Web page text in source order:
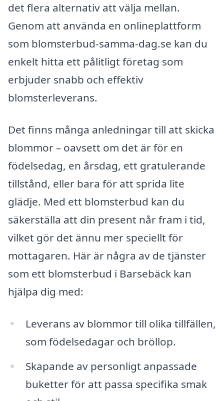
det flera alternativ att välja mellan.
Genom att använda en onlineplattform
som blomsterbud-samma-dag.se kan du
enkelt hitta ett pålitligt företag som
erbjuder snabb och effektiv
blomsterleverans.
Det finns många anledningar till att skicka
blommor – oavsett om det är för en
födelsedag, en årsdag, ett gratulerande
tillstånd, eller bara för att sprida lite
glädje. Med ett blomsterbud kan du
säkerställa att din present når fram i tid,
vilket gör det ännu mer speciellt för
mottagaren. Här är några av de tjänster
som ett blomsterbud i Barsebäck kan
hjälpa dig med:
Leverans av blommor till olika tillfällen,
som födelsedagar och bröllop.
Skapande av personligt anpassade
buketter för att passa specifika smak